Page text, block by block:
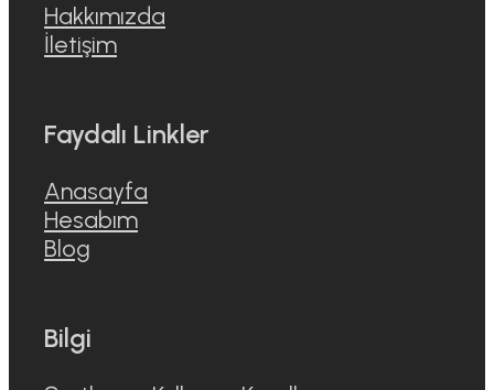
Hakkımızda
İletişim
Faydalı Linkler
Anasayfa
Hesabım
Blog
Bilgi